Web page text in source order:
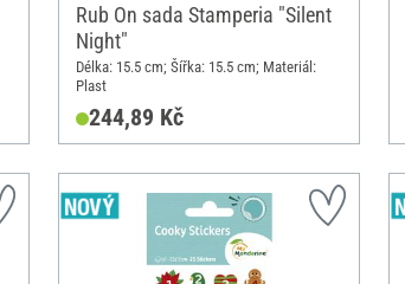
Rub On sada Stamperia "Silent
Night"
Délka: 15.5 cm; Šířka: 15.5 cm; Materiál:
Plast
244,89 Kč